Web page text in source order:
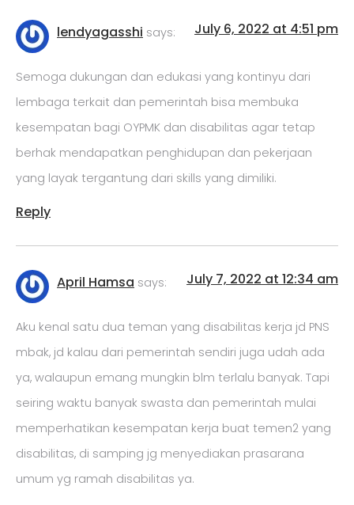
lendyagasshi says: July 6, 2022 at 4:51 pm
Semoga dukungan dan edukasi yang kontinyu dari
lembaga terkait dan pemerintah bisa membuka
kesempatan bagi OYPMK dan disabilitas agar tetap
berhak mendapatkan penghidupan dan pekerjaan
yang layak tergantung dari skills yang dimiliki.
Reply
April Hamsa says: July 7, 2022 at 12:34 am
Aku kenal satu dua teman yang disabilitas kerja jd PNS
mbak, jd kalau dari pemerintah sendiri juga udah ada
ya, walaupun emang mungkin blm terlalu banyak. Tapi
seiring waktu banyak swasta dan pemerintah mulai
memperhatikan kesempatan kerja buat temen2 yang
disabilitas, di samping jg menyediakan prasarana
umum yg ramah disabilitas ya.